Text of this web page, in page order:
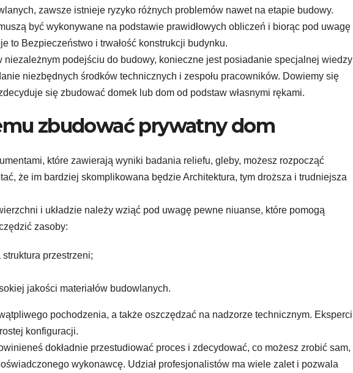
zawsze istnieje ryzyko różnych problemów nawet na etapie budowy.
być wykonywane na podstawie prawidłowych obliczeń i biorąc pod uwagę
to Bezpieczeństwo i trwałość konstrukcji budynku.
niezależnym podejściu do budowy, konieczne jest posiadanie specjalnej wiedzy
niezbędnych środków technicznych i zespołu pracowników. Dowiemy się
się zbudować domek lub dom od podstaw własnymi rękami.
zbudować prywatny dom
które zawierają wyniki badania reliefu, gleby, możesz rozpocząć
że im bardziej skomplikowana będzie Architektura, tym droższa i trudniejsza
i układzie należy wziąć pod uwagę pewne niuanse, które pomogą
zasoby:
przestrzeni;
jakości materiałów budowlanych.
pochodzenia, a także oszczędzać na nadzorze technicznym. Eksperci
konfiguracji.
dokładnie przestudiować proces i zdecydować, co możesz zrobić sam,
wykonawcę. Udział profesjonalistów ma wiele zalet i pozwala